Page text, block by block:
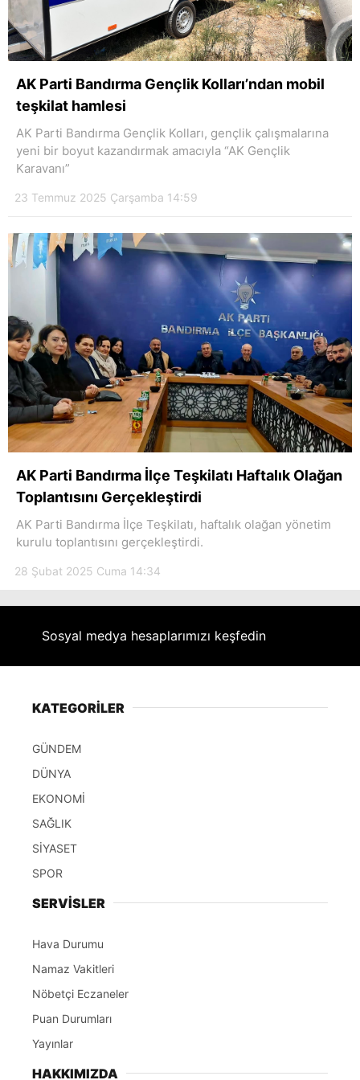
Hattı
Facebook
AK Parti Bandırma Gençlik Kolları’ndan mobil
teşkilat hamlesi
AK Parti Bandırma Gençlik Kolları, gençlik çalışmalarına
yeni bir boyut kazandırmak amacıyla “AK Gençlik
Karavanı”
23 Temmuz 2025 Çarşamba 14:59
AK Parti Bandırma İlçe Teşkilatı Haftalık Olağan
Toplantısını Gerçekleştirdi
AK Parti Bandırma İlçe Teşkilatı, haftalık olağan yönetim
kurulu toplantısını gerçekleştirdi.
28 Şubat 2025 Cuma 14:34
Sosyal medya hesaplarımızı keşfedin
KATEGORİLER
GÜNDEM
DÜNYA
EKONOMİ
SAĞLIK
SİYASET
SPOR
SERVİSLER
Hava Durumu
Namaz Vakitleri
Nöbetçi Eczaneler
Puan Durumları
Yayınlar
HAKKIMIZDA